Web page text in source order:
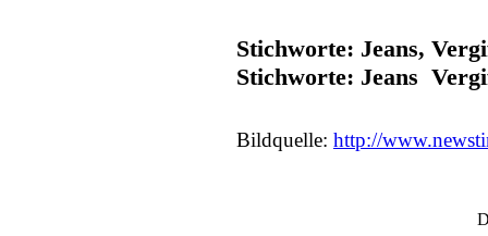
Stichworte: Jeans,
Stichworte: Jeans
Bildquelle: http://